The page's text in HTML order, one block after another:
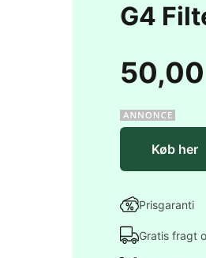
G4
Køb her
Prisgaranti
Gratis fragt